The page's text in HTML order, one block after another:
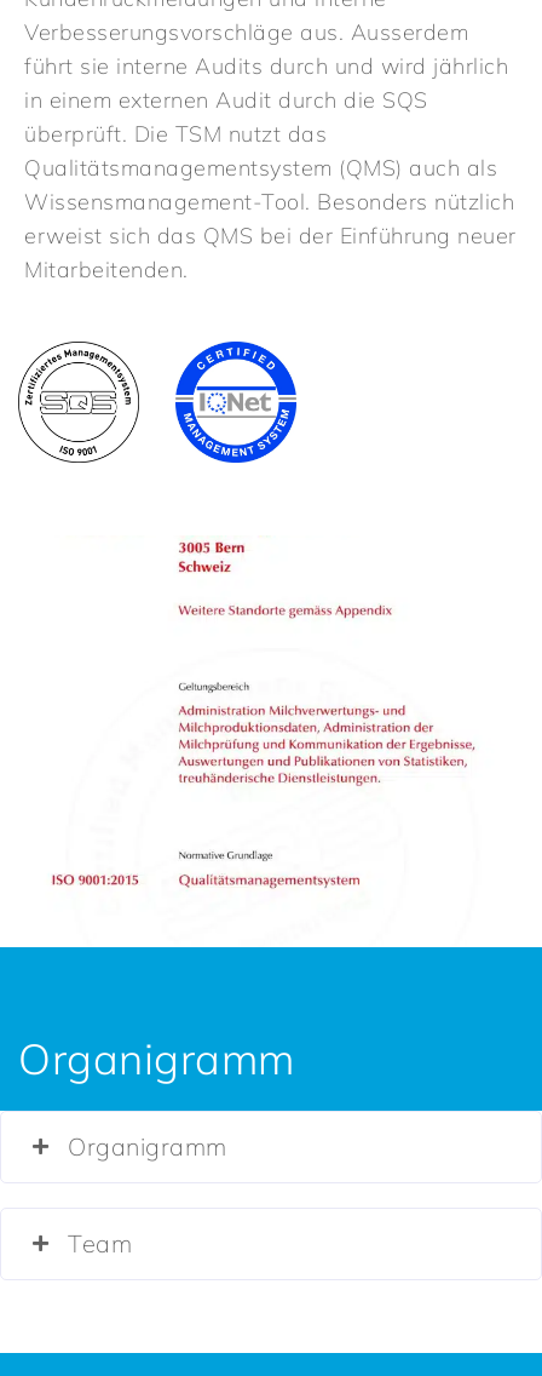
Die TSM setzt primär die Softwares
„AgroOffice“, „Pinus“ und „Sage“ ein. Dazu
kommen die kantonalen Programme für die
Steuererklärungen. Dank der unterschiedlichen
Softwares kann die TSM für jedes KMU das
optimale Programm wählen, um die
Buchhaltungsarbeiten möglichst einfach und
effizient zu erledigen.
Verbesserungsvorschläge aus. Ausserdem
führt sie interne Audits durch und wird jährlich
in einem externen Audit durch die SQS
überprüft. Die TSM nutzt das
Qualitätsmanagementsystem (QMS) auch als
Wissensmanagement-Tool. Besonders nützlich
erweist sich das QMS bei der Einführung neuer
Mitarbeitenden.
Organigramm
Organigramm
Team